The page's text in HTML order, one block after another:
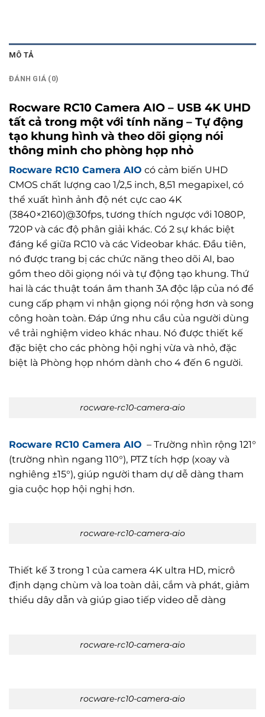
MÔ TẢ
ĐÁNH GIÁ (0)
Rocware RC10 Camera AIO – USB 4K UHD
tất cả trong một với tính năng – Tự động
tạo khung hình và theo dõi giọng nói
thông minh cho phòng họp nhỏ
Rocware RC10 Camera AIO có cảm biến UHD
CMOS chất lượng cao 1/2,5 inch, 8,51 megapixel, có
thể xuất hình ảnh độ nét cực cao 4K
(3840×2160)@30fps, tương thích ngược với 1080P,
720P và các độ phân giải khác. Có 2 sự khác biệt
đáng kể giữa RC10 và các Videobar khác. Đầu tiên,
nó được trang bị các chức năng theo dõi AI, bao
gồm theo dõi giọng nói và tự động tạo khung. Thứ
hai là các thuật toán âm thanh 3A độc lập của nó để
cung cấp phạm vi nhận giọng nói rộng hơn và song
công hoàn toàn. Đáp ứng nhu cầu của người dùng
về trải nghiệm video khác nhau. Nó được thiết kế
đặc biệt cho các phòng hội nghị vừa và nhỏ, đặc
biệt là Phòng họp nhóm dành cho 4 đến 6 người.
rocware-rc10-camera-aio
Rocware RC10 Camera AIO – Trường nhìn rộng 121°
(trường nhìn ngang 110°), PTZ tích hợp (xoay và
nghiêng ±15°), giúp người tham dự dễ dàng tham
gia cuộc họp hội nghị hơn.
rocware-rc10-camera-aio
Thiết kế 3 trong 1 của camera 4K ultra HD, micrô
định dạng chùm và loa toàn dải, cắm và phát, giảm
thiểu dây dẫn và giúp giao tiếp video dễ dàng
rocware-rc10-camera-aio
rocware-rc10-camera-aio